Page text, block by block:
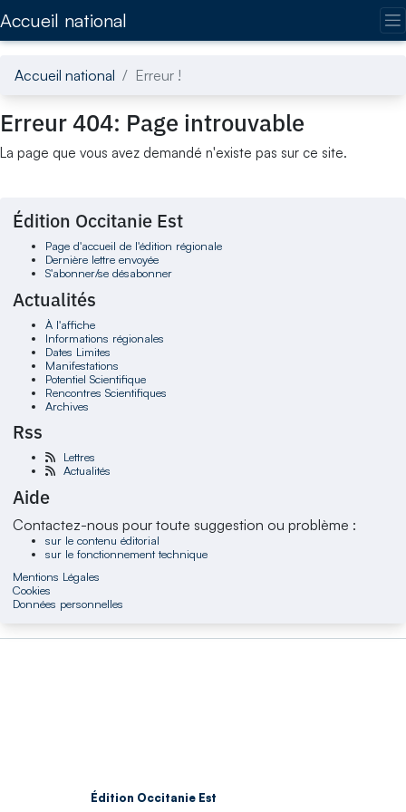
Accueil national
Accueil national Erreur !
Erreur 404: Page introuvable
La page que vous avez demandé n'existe pas sur ce site.
Édition Occitanie Est
Page d'accueil de l'édition régionale
Dernière lettre envoyée
S'abonner/se désabonner
Actualités
À l'affiche
Informations régionales
Dates Limites
Manifestations
Potentiel Scientifique
Rencontres Scientifiques
Archives
Rss
Lettres
Actualités
Aide
Contactez-nous pour toute suggestion ou problème :
sur le contenu éditorial
sur le fonctionnement technique
Mentions Légales
Cookies
Données personnelles
Édition Occitanie Est